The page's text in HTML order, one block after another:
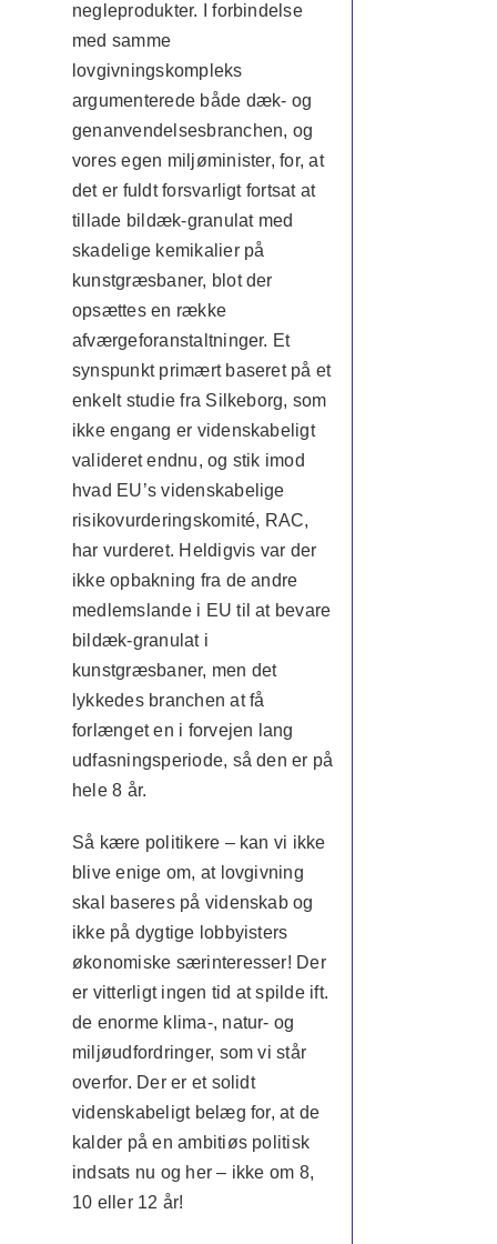
negleprodukter. I forbindelse
med samme
lovgivningskompleks
argumenterede både dæk- og
genanvendelsesbranchen, og
vores egen miljøminister, for, at
det er fuldt forsvarligt fortsat at
tillade bildæk-granulat med
skadelige kemikalier på
kunstgræsbaner, blot der
opsættes en række
afværgeforanstaltninger. Et
synspunkt primært baseret på et
enkelt studie fra Silkeborg, som
ikke engang er videnskabeligt
valideret endnu, og stik imod
hvad EU’s videnskabelige
risikovurderingskomité, RAC,
har vurderet. Heldigvis var der
ikke opbakning fra de andre
medlemslande i EU til at bevare
bildæk-granulat i
kunstgræsbaner, men det
lykkedes branchen at få
forlænget en i forvejen lang
udfasningsperiode, så den er på
hele 8 år.
Så kære politikere – kan vi ikke
blive enige om, at lovgivning
skal baseres på videnskab og
ikke på dygtige lobbyisters
økonomiske særinteresser! Der
er vitterligt ingen tid at spilde ift.
de enorme klima-, natur- og
miljøudfordringer, som vi står
overfor. Der er et solidt
videnskabeligt belæg for, at de
kalder på en ambitiøs politisk
indsats nu og her – ikke om 8,
10 eller 12 år!